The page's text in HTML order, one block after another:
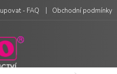
- FAQ Obchodní podmínky